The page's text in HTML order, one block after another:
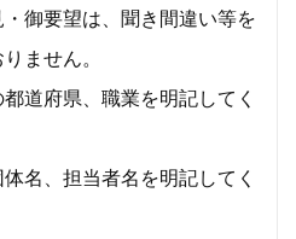
御要望は、聞き間違い等を
ません。
道府県、職業を明記してく
名、担当者名を明記してく